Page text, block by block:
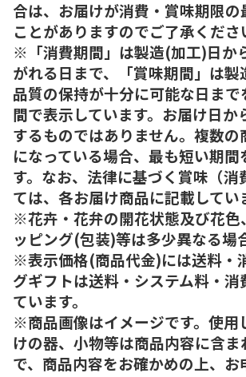
合は、お届けが消費・賞味期限の
ことがありますのでご了承くださ
※「消費期間」は製造(加工)日か
がれる日まで、「賞味期間」は
品質の保持が十分に可能な日まで
間で表示しています。お届け日か
するものではありません。複数の
になっている場合、最も短い期間
す。なお、法律に基づく賞味（消
ては、各お届け商品に記載してい
※花卉・花弁の開花状態及び花色
ッピング(包装)等は多少異なる場
※表示価格(商品代金)には送料・
グギフトは送料・システム料・
ています。
※商品画像はイメージです。使用
けの器、小物等は商品内容に含ま
で、商品内容をお確かめの上、お